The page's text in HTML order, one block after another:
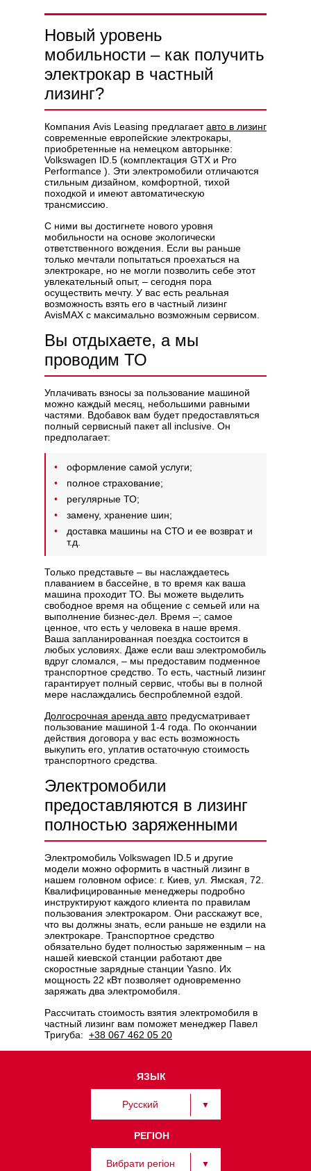
Новый уровень
мобильности – как получить
электрокар в частный
лизинг?
Компания Avis Leasing предлагаетавто в лизинг
современные европейские электрокары,
приобретенные на немецком авторынке:
Volkswagen ID.5 (комплектация GTX и Pro
Performance ). Эти электромобили отличаются
стильным дизайном, комфортной, тихой
походкой и имеют автоматическую
трансмиссию.
С ними вы достигнете нового уровня
мобильности на основе экологически
ответственного вождения. Если вы раньше
только мечтали попытаться проехаться на
электрокаре, но не могли позволить себе этот
увлекательный опыт, – сегодня пора
осуществить мечту. У вас есть реальная
возможность взять его в частный лизинг
AvisMAX с максимально возможным сервисом.
Вы отдыхаете, а мы
проводим ТО
Уплачивать взносы за пользование машиной
можно каждый месяц, небольшими равными
частями. Вдобавок вам будет предоставляться
полный сервисный пакет all inclusive. Он
предполагает:
оформление самой услуги;
полное страхование;
регулярные ТО;
замену, хранение шин;
доставка машины на СТО и ее возврат и
т.д.
Только представьте – вы наслаждаетесь
плаванием в бассейне, в то время как ваша
машина проходит ТО. Вы можете выделить
свободное время на общение с семьей или на
выполнение бизнес-дел. Время –; самое
ценное, что есть у человека в наше время.
Ваша запланированная поездка состоится в
любых условиях. Даже если ваш электромобиль
вдруг сломался, – мы предоставим подменное
транспортное средство. То есть, частный лизинг
гарантирует полный сервис, чтобы вы в полной
мере наслаждались беспроблемной ездой.
Долгосрочная аренда авто предусматривает
пользование машиной 1-4 года. По окончании
действия договора у вас есть возможность
выкупить его, уплатив остаточную стоимость
транспортного средства.
Электромобили
предоставляются в лизинг
полностью заряженными
Электромобиль Volkswagen ID.5 и другие
модели можно оформить в частный лизинг в
нашем головном офисе: г. Киев, ул. Ямская, 72.
Квалифицированные менеджеры подробно
инструктируют каждого клиента по правилам
пользования электрокаром. Они расскажут все,
что вы должны знать, если раньше не ездили на
электрокаре. Транспортное средство
обязательно будет полностью заряженным – на
нашей киевской станции работают две
скоростные зарядные станции Yasno. Их
мощность 22 кВт позволяет одновременно
заряжать два электромобиля.
Рассчитать стоимость взятия электромобиля в
частный лизинг вам поможет менеджер Павел
Тригуба: +38 067 462 05 20
ЯЗЫК
Русский
РЕГІОН
Вибрати регіон
Политикой конфиденциальности